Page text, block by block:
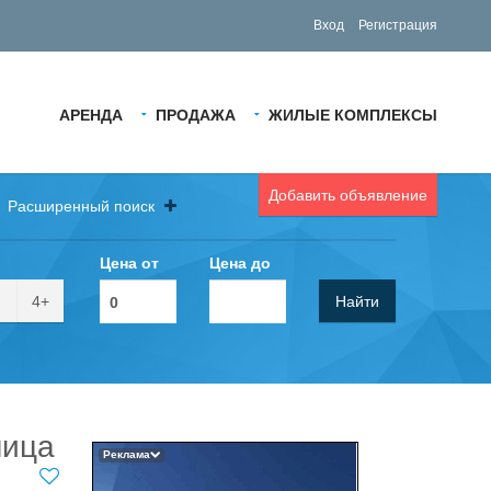
Вход Регистрация
АРЕНДА ПРОДАЖА ЖИЛЫЕ КОМПЛЕКСЫ
Добавить объявление
Расширенный поиск
4+
Цена от Цена до
Найти
Реклама